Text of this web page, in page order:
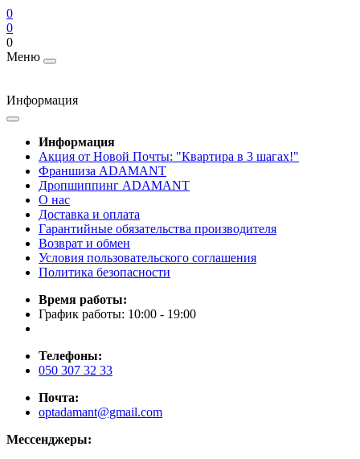
0
0
0
Меню
Информация
Информация
Акция от Новой Почты: "Квартира в 3 шагах!"
Франшиза ADAMANT
Дропшиппинг ADAMANT
О нас
Доставка и оплата
Гарантийные обязательства производителя
Возврат и обмен
Условия пользовательского соглашения
Политика безопасности
Время работы:
График работы: 10:00 - 19:00
Телефоны:
050 307 32 33
Почта:
optadamant@gmail.com
Мессенджеры: